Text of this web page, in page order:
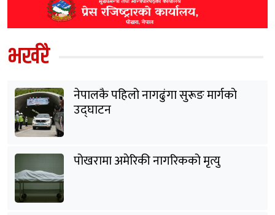
भर्खरै
नेपालकै पहिलो नागढुंगा सुरूङ मार्गकाे
उद्घाटन
पोखरामा अमेरिकी नागरिकको मृत्यु